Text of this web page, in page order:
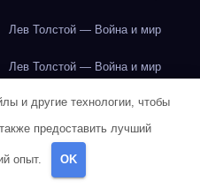
Лев Толстой — Война и мир
Лев Толстой — Война и мир
Лондон Лондон Лондон
Лондон
Лондон Лос-Анджелес
и другие технологии, чтобы
предоставить лучший
опыт. OK